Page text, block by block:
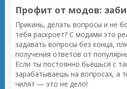
Профит от модов:
Прикинь, делать вопросы и не
тебя раскроет? С модами это
задавать вопросы без конца,
получения ответов от
Если ты постоянно бьешься с
зарабатываешь на вопросах, а
чилят — это не дело!